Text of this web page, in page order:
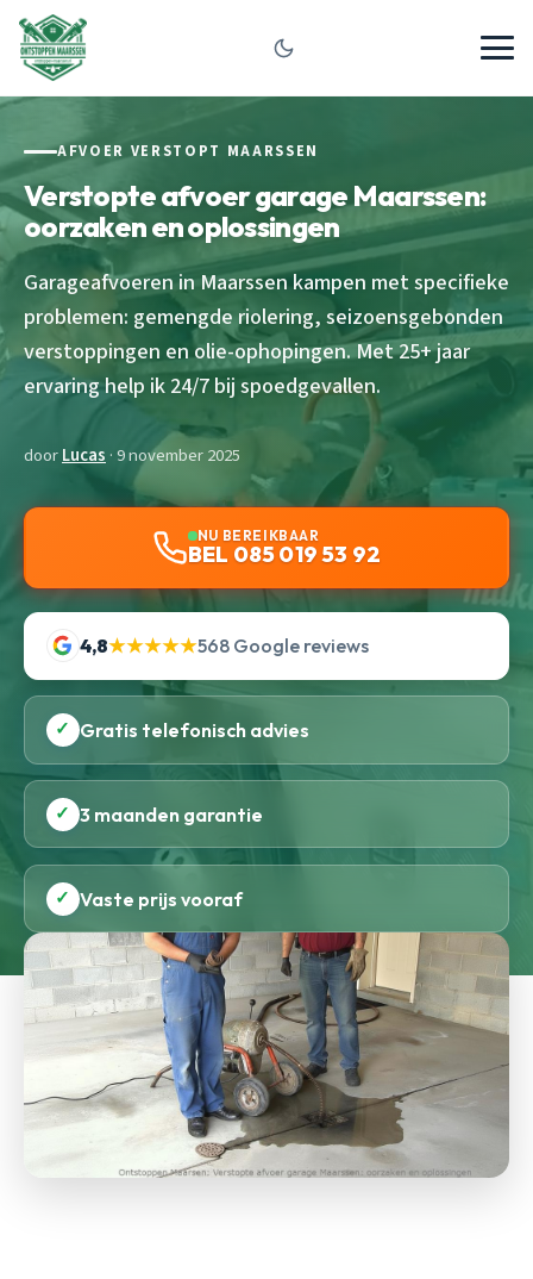
AFVOER VERSTOPT MAARSSEN
Verstopte afvoer garage Maarssen:
oorzaken en oplossingen
Garageafvoeren in Maarssen kampen met specifieke
problemen: gemengde riolering, seizoensgebonden
verstoppingen en olie-ophopingen. Met 25+ jaar
ervaring help ik 24/7 bij spoedgevallen.
doorLucas · 9 november 2025
NU BEREIKBAAR
BEL 085 019 53 92
4,8★★★★★568 Google reviews
✓ Gratis telefonisch advies
✓ 3 maanden garantie
✓ Vaste prijs vooraf